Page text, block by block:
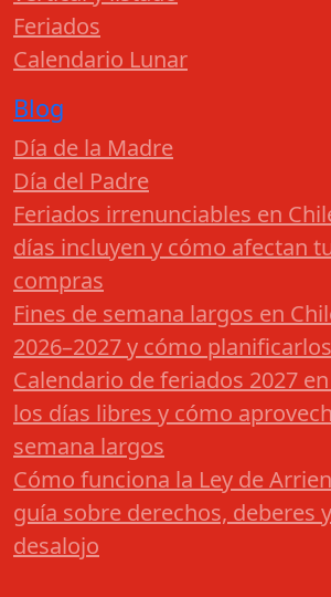
Feriados
Calendario Lunar
Blog
Día de la Madre
Día del Padre
Feriados irrenunciables en
días incluyen y cómo afectan
compras
Fines de semana largos en
2026–2027 y cómo planificarlos
Calendario de feriados 2027
los días libres y cómo
semana largos
Cómo funciona la Ley de
guía sobre derechos, deberes
desalojo